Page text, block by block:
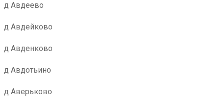
д Авдеево
д Авдейково
д Авденково
д Авдотьино
д Аверьково